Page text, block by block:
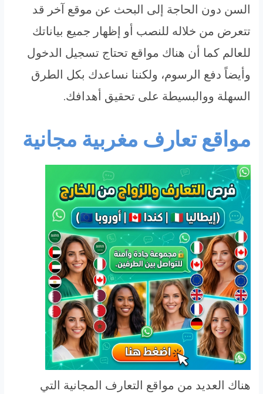
السن دون الحاجة إلى البحث عن موقع آخر قد
تتعرض من خلاله للنصب أو إظهار جميع بياناتك
للعالم كما أن هناك مواقع تحتاج تسجيل الدخول
وأيضاً دفع الرسوم، ولكننا نساعدك بكل الطرق
السهلة ووالبسيطة على تحقيق أهدافك.
مواقع تعارف مغربية مجانية
هناك العديد من مواقع التعارف المجانية التي